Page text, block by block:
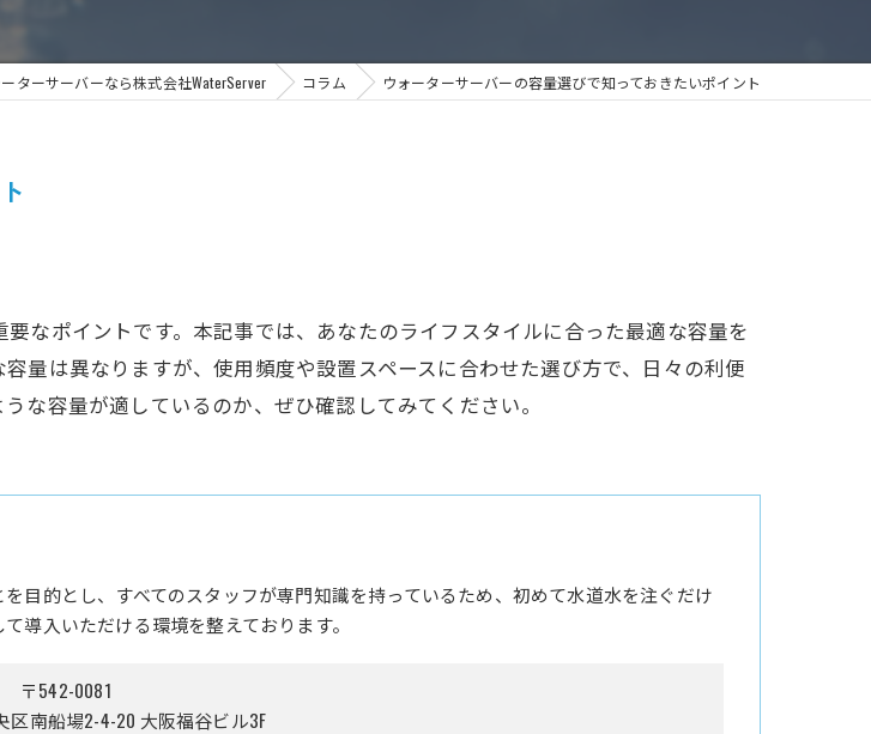
ターサーバーなら株式会社WaterServer コラム ウォーターサーバーの容量選びで知っておきたいポイント
なポイントです。本記事では、あなたのライフスタイルに合った最適な容量を
量は異なりますが、使用頻度や設置スペースに合わせた選び方で、日々の利便
な容量が適しているのか、ぜひ確認してみてください。
目的とし、すべてのスタッフが専門知識を持っているため、初めて水道水を注ぐだけ
導入いただける環境を整えております。
〒542-0081
区南船場2-4-20 大阪福谷ビル3F